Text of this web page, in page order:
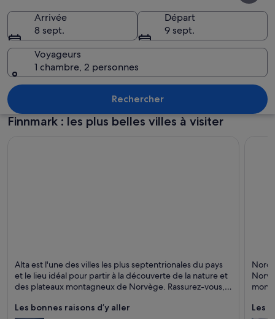
Un village côtier aux maisons aux
Arrivée
8 sept.
Départ
9 sept.
Voyageurs
1 chambre, 2 personnes
Rechercher
Finnmark : les plus belles villes à visiter
Aurore boréale, Excursions et Ski hors piste
Alta est l'une des villes les plus septentrionales du pays
et le lieu idéal pour partir à la découverte de la nature et
des plateaux montagneux de Norvège. Rassurez-vous,
Les bonnes raisons d’y aller
Les